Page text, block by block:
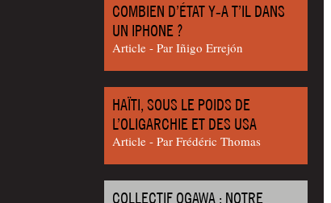
COMBIEN D’ÉTAT Y‑A T’IL DANS
UN IPHONE ?
Article - Par Iñi­go Errejón
HAÏTI, SOUS LE POIDS DE
L’OLIGARCHIE ET DES USA
Article - Par Frédéric Thomas
COLLECTIF OGAWA : NOTRE